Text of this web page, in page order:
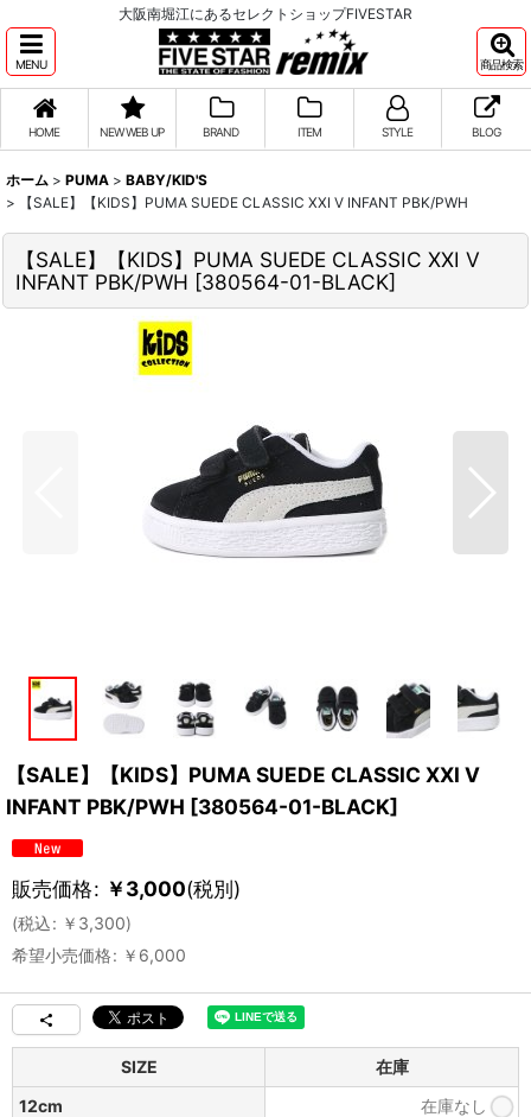
大阪南堀江にあるセレクトショップFIVESTAR
MENU 商品検索
HOME NEW WEB UP BRAND ITEM STYLE BLOG
ホーム > PUMA > BABY/KID'S
>
【SALE】【KIDS】PUMA SUEDE CLASSIC XXI V INFANT PBK/PWH
【SALE】【KIDS】PUMA SUEDE CLASSIC XXI V
INFANT PBK/PWH [380564-01-BLACK]
【SALE】【KIDS】PUMA SUEDE CLASSIC XXI V
INFANT PBK/PWH [380564-01-BLACK]
販売価格: ￥3,000(税別)
(税込: ￥ 3,300)
希望小売価格: ￥ 6,000
SIZE
在庫
12cm
在庫なし